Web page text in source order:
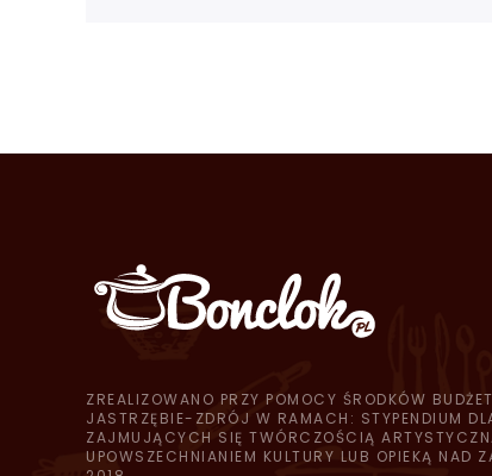
ZREALIZOWANO PRZY POMOCY ŚRODKÓW
JASTRZĘBIE-ZDRÓJ W RAMACH: STYPENDIUM
ZAJMUJĄCYCH SIĘ TWÓRCZOŚCIĄ
UPOWSZECHNIANIEM KULTURY LUB OPIEKĄ NAD